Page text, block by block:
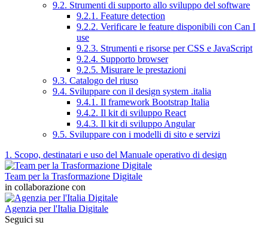
9.2. Strumenti di supporto allo sviluppo del software
9.2.1. Feature detection
9.2.2. Verificare le feature disponibili con Can I
use
9.2.3. Strumenti e risorse per CSS e JavaScript
9.2.4. Supporto browser
9.2.5. Misurare le prestazioni
9.3. Catalogo del riuso
9.4. Sviluppare con il design system .italia
9.4.1. Il framework Bootstrap Italia
9.4.2. Il kit di sviluppo React
9.4.3. Il kit di sviluppo Angular
9.5. Sviluppare con i modelli di sito e servizi
1. Scopo, destinatari e uso del Manuale operativo di design
Team per la Trasformazione Digitale
in collaborazione con
Agenzia per l'Italia Digitale
Seguici su